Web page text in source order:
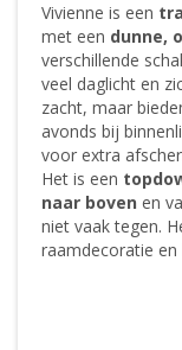
Vivienne is een
met een dunne,
verschillende
veel daglicht en
zacht, maar
avonds bij
voor extra
Het is een
naar boven en
niet vaak tegen.
raamdecoratie en